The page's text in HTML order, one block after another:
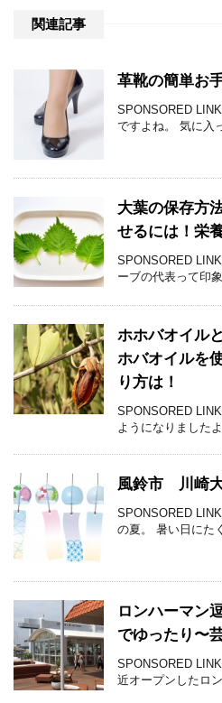
関連記事
革靴の簡単お
SPONSORED
ですよね。 気に入
大葉の保存方
せるには！栄
SPONSORED
ーブの代表って印
ホホバオイル
ホバオイルを
り方は！
SPONSORED
ようになりました
風鈴市 川崎
SPONSORED
の夏。 暑い日にた
ロンハーマン
でゆったり〜
SPONSORED
近オープンしたロ